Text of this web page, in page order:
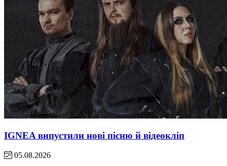
IGNEA випустили нові пісню й відеокліп
05.08.2026